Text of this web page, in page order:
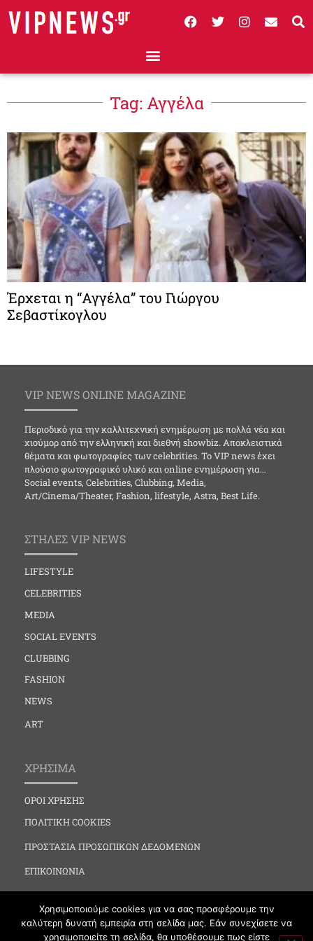
Tag: Αγγέλα
Έρχεται η “Αγγέλα” του Γιώργου
Σεβαστίκογλου
VIP NEWS ONLINE MAGAZINE
Περιοδικό για την καλλιτεχνική ενημέρωση με πολλά νέα και
χιούμορ από την ελληνική και διεθνή showbiz. Αποκλειστικά
θέματα και φωτογραφίες των celebrities. Το VIP news έχει
πλούσιο φωτογραφικό υλικό και online ενημέρωση για…
Social events, Celebrities, Clubbing, Media,
Art/Cinema/Theater, Fashion, lifestyle, Astra, Best Life.
ΣΤΗΛΕΣ VIP NEWS
LIFESTYLE
CELEBRITIES
MEDIA
SOCIAL EVENTS
CLUBBING
FASHION
NEWS
ART
ΧΡΗΣΙΜΑ
ΟΡΟΙ ΧΡΗΣΗΣ
ΠΟΛΙΤΙΚΗ COOKIES
ΠΡΟΣΤΑΣΙΑ ΠΡΟΣΩΠΙΚΩΝ ΔΕΔΟΜΕΝΩΝ
ΕΠΙΚΟΙΝΩΝΙΑ
Χρησιμοποιούμε cookies για να σας προσφέρουμε την
καλύτερη δυνατή εμπειρία στη σελίδα μας. Εάν συνεχίσετε να
χρησιμοποιείτε τη σελίδα, θα υποθέσουμε πως είστε